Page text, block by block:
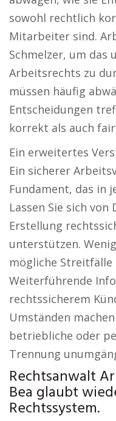
sowohl rechtlich
Mitarbeiter sind.
Schmelzer, um das
Arbeitsrechts zu
müssen häufig
Entscheidungen
korrekt als auch
Ein erweitertes
Ein sicherer
Fundament, das in
Lassen Sie sich
Erstellung
unterstützen.
mögliche Streitfälle
Weiterführende
rechtssicherem
Umständen
betriebliche oder
Trennung
Rechtsanwalt
Bea glaubt
Rechtssystem.